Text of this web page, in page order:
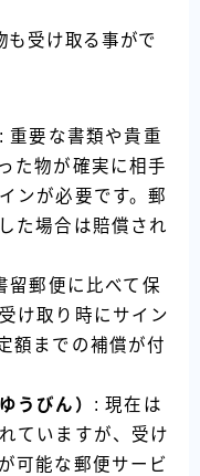
も受け取る事がで
: 重要な書類や貴重
た物が確実に相手
ンが必要です。郵
た場合は賠償され
留郵便に比べて保
け取り時にサイン
額までの補償が付
うびん） : 現在は
ていますが、受け
可能な郵便サービ